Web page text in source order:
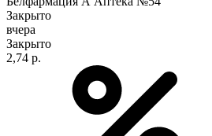
Закрыто
вчера
Закрыто
2,74 р.